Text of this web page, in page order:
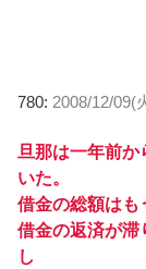
780: 2008/12/09(
旦那は一年前か
いた。
借金の総額はも
借金の返済が滞
し